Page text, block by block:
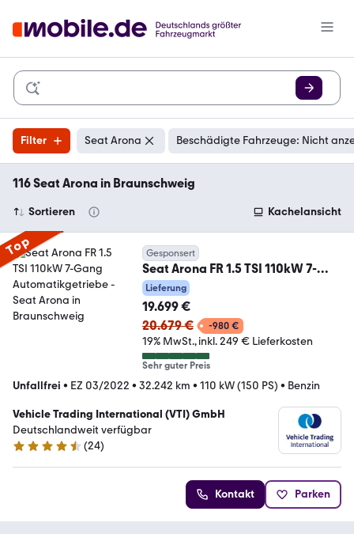
Filter Seat Arona Beschädigte Fahrzeuge: Nicht
116 Seat Arona in Braunschweig
Sortieren Kachelansicht
Top Gesponsert
Seat Arona FR 1.5 TSI 110kW 7-
Gang Automatikgetriebe
Lieferung
19.699 €
20.679 €
-980 €
19% MwSt. inkl. 249 € Lieferkosten
Sehr guter Preis
Unfallfrei • EZ 03/2022 • 32.242 km • 110 kW (150 PS) • Benzin
Vehicle Trading International (VTI) GmbH
Deutschlandweit verfügbar
4.4 Sterne
(24)
Kontakt Parken